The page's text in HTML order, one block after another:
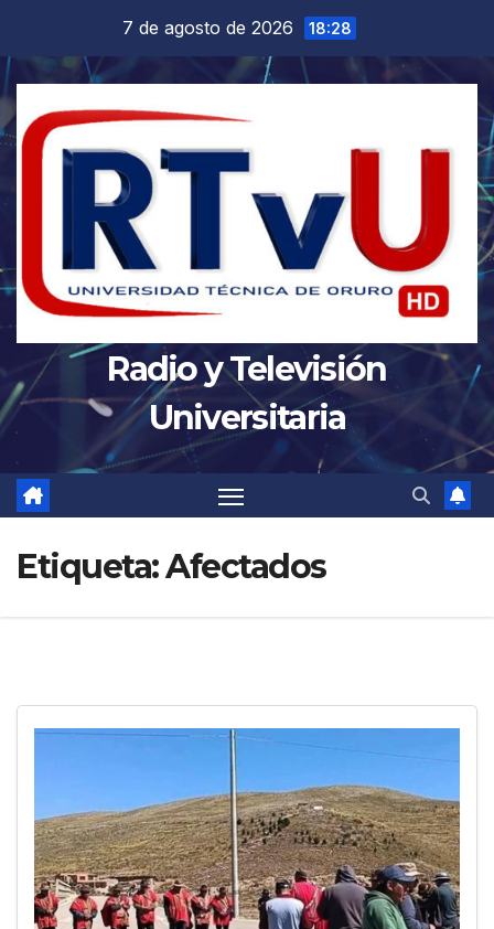
contenido
7 de agosto de 2026 18:28
Radio y Televisión
Universitaria
Etiqueta:Afectados